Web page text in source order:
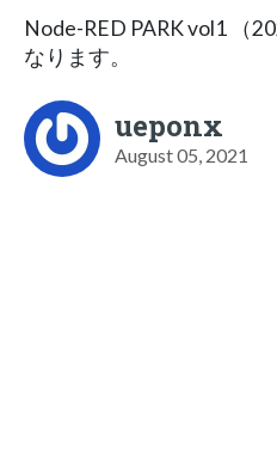
Node-RED PARK vol1 （
なります。
ueponx
August 05, 2021